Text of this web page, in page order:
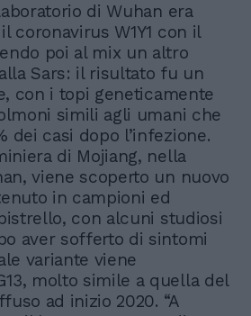
di Wuhan era
coronavirus W1Y1 con il
poi al mix un altro
Sars: il risultato fu un
con i topi geneticamente
simili agli umani che
dei casi dopo l’infezione.
di Mojiang, nella
viene scoperto un nuovo
in campioni ed
con alcuni studiosi
aver sofferto di sintomi
variante viene
molto simile a quella del
ad inizio 2020. “A